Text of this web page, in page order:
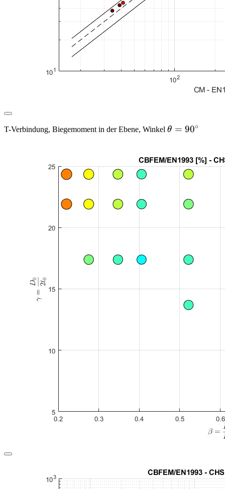
T-Verbindung, Biegemoment in der Ebene, Winkel \theta
θ = 90∘